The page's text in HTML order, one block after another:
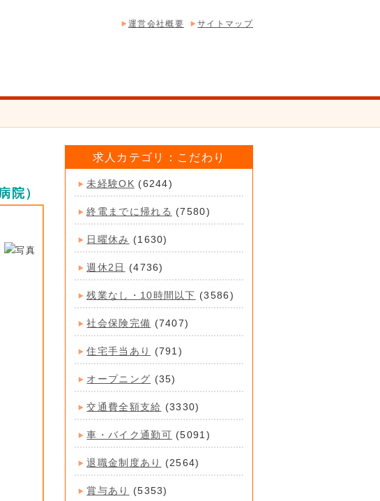
運営会社概要
サイトマップ
院）
求人カテゴリ：こだわり
未経験OK (6244)
終電までに帰れる (7580)
日曜休み (1630)
週休2日 (4736)
残業なし・10時間以下 (3586)
社会保険完備 (7407)
住宅手当あり (791)
オープニング (35)
交通費全額支給 (3330)
車・バイク通勤可 (5091)
退職金制度あり (2564)
賞与あり (5353)